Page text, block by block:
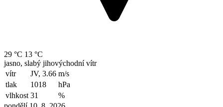
29 °C 13 °C
jasno, slabý jihovýchodní vítr
vítr
JV, 3.66 m/s
tlak
1018
hPa
vlhkost 31
%